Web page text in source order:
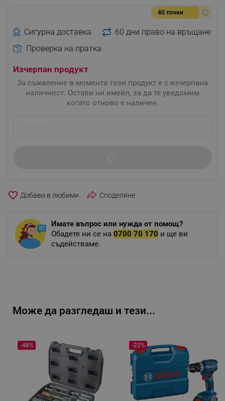
40 точки
Сигурна доставка
60 дни право на връщане
Проверка на пратка
Изчерпан продукт
За съжаление в момента този продукт е с изчерпана
наличност. Остави ни имейл, за да те уведомим
когато отново е наличен.
favorite_border Споделяне
Имате въпрос или нужда от помощ?
Обадете ни се на 0700 70 170 и ще ви
съдействаме.
Може да разгледаш и тези...
-48% -22%